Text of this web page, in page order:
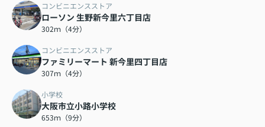
コンビニエンスストア
ローソン 生野新今里六丁目店
302ｍ（4分）
コンビニエンスストア
ファミリーマート 新今里四丁目店
307ｍ（4分）
小学校
大阪市立小路小学校
653ｍ（9分）